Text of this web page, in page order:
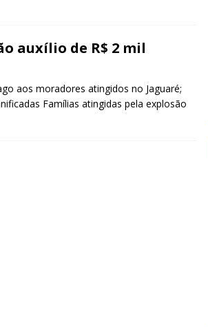
auxílio de R$ 2 mil
aos moradores atingidos no Jaguaré;
Famílias atingidas pela explosão